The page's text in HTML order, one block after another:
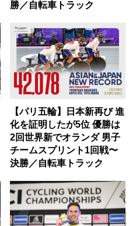
勝／自転車トラック
【パリ五輪】日本新再び 進
化を証明したが5位 優勝は
2回世界新でオランダ 男子
チームスプリント1回戦〜
決勝／自転車トラック